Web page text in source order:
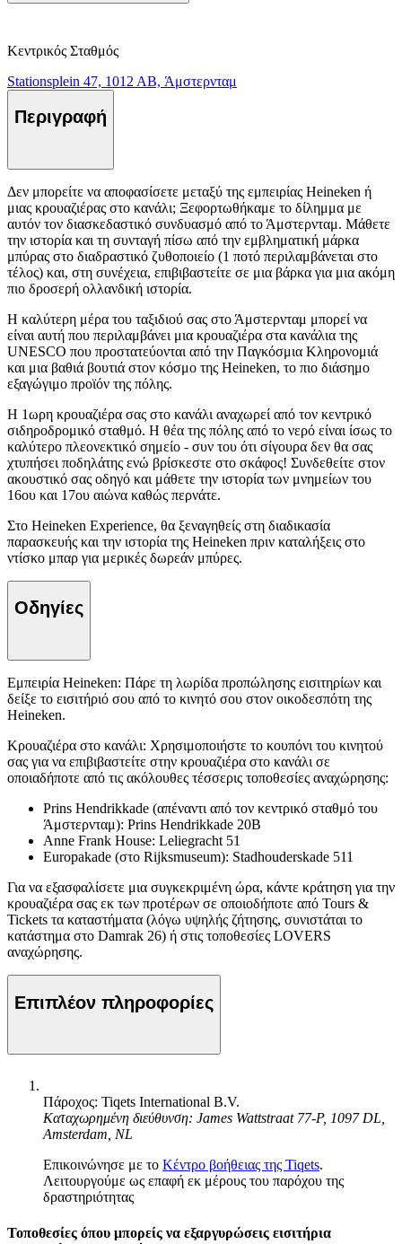
Κεντρικός Σταθμός
Stationsplein 47, 1012 AB, Άμστερνταμ
Περιγραφή
Δεν μπορείτε να αποφασίσετε μεταξύ της εμπειρίας Heineken ή
μιας κρουαζιέρας στο κανάλι; Ξεφορτωθήκαμε το δίλημμα με
αυτόν τον διασκεδαστικό συνδυασμό από το Άμστερνταμ. Μάθετε
την ιστορία και τη συνταγή πίσω από την εμβληματική μάρκα
μπύρας στο διαδραστικό ζυθοποιείο (1 ποτό περιλαμβάνεται στο
τέλος) και, στη συνέχεια, επιβιβαστείτε σε μια βάρκα για μια ακόμη
πιο δροσερή ολλανδική ιστορία.
Η καλύτερη μέρα του ταξιδιού σας στο Άμστερνταμ μπορεί να
είναι αυτή που περιλαμβάνει μια κρουαζιέρα στα κανάλια της
UNESCO που προστατεύονται από την Παγκόσμια Κληρονομιά
και μια βαθιά βουτιά στον κόσμο της Heineken, το πιο διάσημο
εξαγώγιμο προϊόν της πόλης.
Η 1ωρη κρουαζιέρα σας στο κανάλι αναχωρεί από τον κεντρικό
σιδηροδρομικό σταθμό. Η θέα της πόλης από το νερό είναι ίσως το
καλύτερο πλεονεκτικό σημείο - συν του ότι σίγουρα δεν θα σας
χτυπήσει ποδηλάτης ενώ βρίσκεστε στο σκάφος! Συνδεθείτε στον
ακουστικό σας οδηγό και μάθετε την ιστορία των μνημείων του
16ου και 17ου αιώνα καθώς περνάτε.
Στο Heineken Experience, θα ξεναγηθείς στη διαδικασία
παρασκευής και την ιστορία της Heineken πριν καταλήξεις στο
ντίσκο μπαρ για μερικές δωρεάν μπύρες.
Οδηγίες
Εμπειρία Heineken: Πάρε τη λωρίδα προπώλησης εισιτηρίων και
δείξε το εισιτήριό σου από το κινητό σου στον οικοδεσπότη της
Heineken.
Κρουαζιέρα στο κανάλι: Χρησιμοποιήστε το κουπόνι του κινητού
σας για να επιβιβαστείτε στην κρουαζιέρα στο κανάλι σε
οποιαδήποτε από τις ακόλουθες τέσσερις τοποθεσίες αναχώρησης:
Prins Hendrikkade (απέναντι από τον κεντρικό σταθμό του
Άμστερνταμ): Prins Hendrikkade 20B
Anne Frank House: Leliegracht 51
Europakade (στο Rijksmuseum): Stadhouderskade 511
Για να εξασφαλίσετε μια συγκεκριμένη ώρα, κάντε κράτηση για την
κρουαζιέρα σας εκ των προτέρων σε οποιοδήποτε από Tours &
Tickets τα καταστήματα (λόγω υψηλής ζήτησης, συνιστάται το
κατάστημα στο Damrak 26) ή στις τοποθεσίες LOVERS
αναχώρησης.
Επιπλέον πληροφορίες
Πάροχος: Tiqets International B.V.
Καταχωρημένη διεύθυνση: James Wattstraat 77-P, 1097 DL,
Amsterdam, NL
Επικοινώνησε με το Κέντρο βοήθειας της Tiqets.
Λειτουργούμε ως επαφή εκ μέρους του παρόχου της
δραστηριότητας
Τοποθεσίες όπου μπορείς να εξαργυρώσεις εισιτήρια